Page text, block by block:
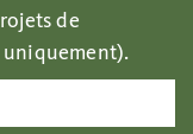
de
uniquement).